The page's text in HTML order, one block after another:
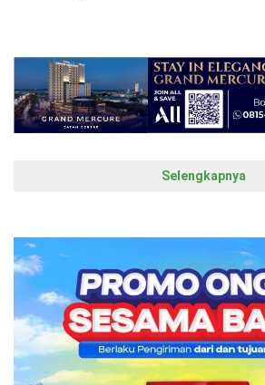
Selengkapnya